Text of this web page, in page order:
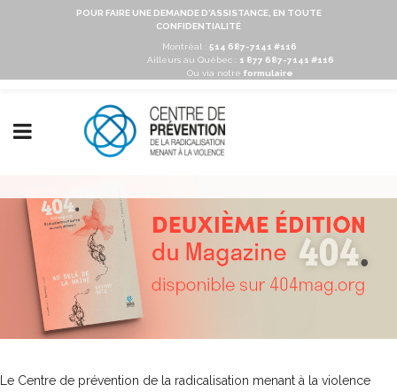
POUR FAIRE UNE DEMANDE D'ASSISTANCE, EN TOUTE
CONFIDENTIALITÉ
Montréal : 514 687-7141 #116
Ailleurs au Québec :
1 877 687-7141 #116
Ou via notre formulaire
Le Centre de prévention de la radicalisation menant à la violence